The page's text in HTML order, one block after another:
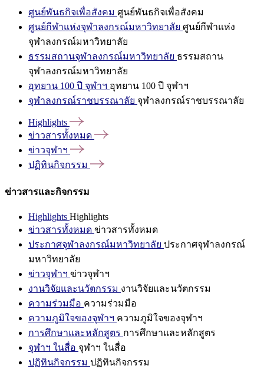
ศูนย์พันธกิจเพื่อสังคม ศูนย์พันธกิจเพื่อสังคม
ศูนย์กีฬาแห่งจุฬาลงกรณ์มหาวิทยาลัย ศูนย์กีฬาแห่ง
จุฬาลงกรณ์มหาวิทยาลัย
ธรรมสถานจุฬาลงกรณ์มหาวิทยาลัย ธรรมสถาน
จุฬาลงกรณ์มหาวิทยาลัย
อุทยาน 100 ปี จุฬาฯ อุทยาน 100 ปี จุฬาฯ
จุฬาลงกรณ์ราชบรรณาลัย จุฬาลงกรณ์ราชบรรณาลัย
Highlights
ข่าวสารทั้งหมด
ข่าวจุฬาฯ
ปฏิทินกิจกรรม
ข่าวสารและกิจกรรม
Highlights Highlights
ข่าวสารทั้งหมด ข่าวสารทั้งหมด
ประกาศจุฬาลงกรณ์มหาวิทยาลัย ประกาศจุฬาลงกรณ์
มหาวิทยาลัย
ข่าวจุฬาฯ ข่าวจุฬาฯ
งานวิจัยและนวัตกรรม งานวิจัยและนวัตกรรม
ความร่วมมือ ความร่วมมือ
ความภูมิใจของจุฬาฯ ความภูมิใจของจุฬาฯ
การศึกษาและหลักสูตร การศึกษาและหลักสูตร
จุฬาฯ ในสื่อ จุฬาฯ ในสื่อ
ปฏิทินกิจกรรม ปฏิทินกิจกรรม